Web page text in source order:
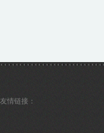
友情链接：